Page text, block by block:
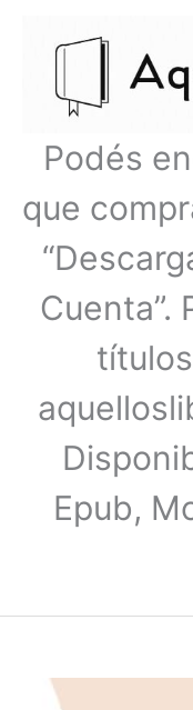
Podés
que
Cuenta”.
Epub,
Adiós